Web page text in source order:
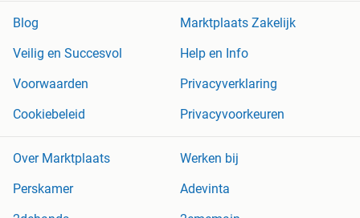
Blog
Marktplaats Zakelijk
Veilig en Succesvol
Help en Info
Voorwaarden
Privacyverklaring
Cookiebeleid
Privacyvoorkeuren
Over Marktplaats
Werken bij
Perskamer
Adevinta